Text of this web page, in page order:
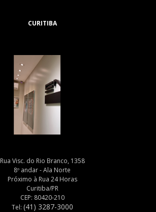
CURITIBA
Rua Visc. do Rio Branco, 1358
8º andar - Ala Norte
Próximo à Rua 24 Horas
Curitiba/PR
CEP: 80420-210
Tel: (41) 3287-3000